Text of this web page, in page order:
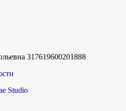
317619600201888
Studio